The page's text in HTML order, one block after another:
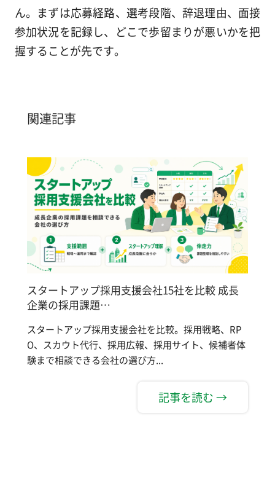
ん。まずは応募経路、選考段階、辞退理由、面接
参加状況を記録し、どこで歩留まりが悪いかを把
握することが先です。
関連記事
スタートアップ採用支援会社15社を比較 成長
企業の採用課題…
スタートアップ採用支援会社を比較。採用戦略、RP
O、スカウト代行、採用広報、採用サイト、候補者体
験まで相談できる会社の選び方...
記事を読む →